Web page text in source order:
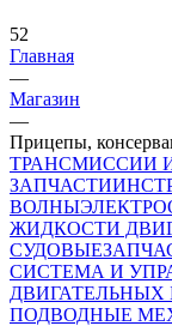
52
Главная
—
Магазин
—
Прицепы,
ТРАНСМИССИИ
ЗАПЧАСТИ
ВОЛНЫ
ЖИДКОСТИ
СУДОВЫЕ
СИСТЕМА И
ДВИГАТЕЛЬНЫХ
ПОДВОДНЫЕ